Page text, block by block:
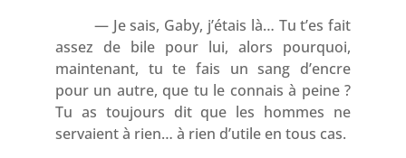
— Je sais, Gaby, j’étais là… Tu t’es fait
assez de bile pour lui, alors pourquoi,
maintenant, tu te fais un sang d’encre
pour un autre, que tu le connais à peine ?
Tu as toujours dit que les hommes ne
servaient à rien… à rien d’utile en tous cas.